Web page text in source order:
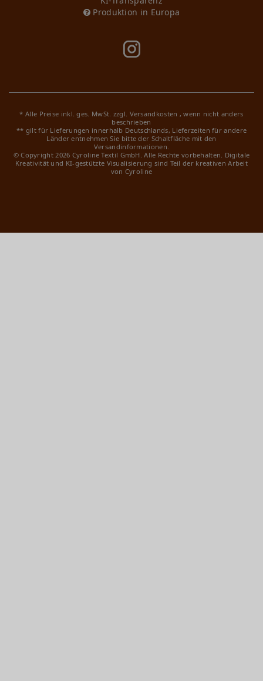
Produktion in Europa
* Alle Preise inkl. ges. MwSt. zzgl. Versandkosten , wenn nicht anders
beschrieben
** gilt für Lieferungen innerhalb Deutschlands, Lieferzeiten für andere
Länder entnehmen Sie bitte der Schaltfläche mit den
Versandinformationen.
© Copyright 2026 Cyroline Textil GmbH. Alle Rechte vorbehalten. Digitale
Kreativität und KI-gestützte Visualisierung sind Teil der kreativen Arbeit
von Cyroline